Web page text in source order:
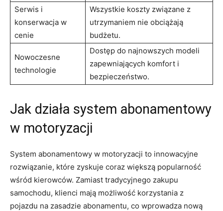
Serwis i
konserwacja‌ w
cenie
Wszystkie ⁤koszty ‍związane z
utrzymaniem nie obciążają
budżetu.
Nowoczesne
technologie
Dostęp do najnowszych modeli
zapewniających komfort‌ i
bezpieczeństwo.
Jak działa system abonamentowy
w motoryzacji
System‌ abonamentowy ⁤w ⁤motoryzacji to innowacyjne
rozwiązanie, które zyskuje coraz większą ⁣popularność
wśród kierowców. Zamiast tradycyjnego ⁣zakupu
samochodu, klienci mają‍ możliwość korzystania ​z⁤
pojazdu na‌ zasadzie abonamentu, co wprowadza nową